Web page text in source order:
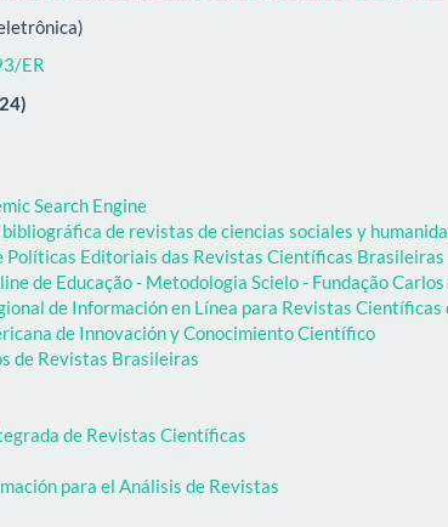
ER
Search Engine
bibliográfica de revistas de ciencias sociales y
Políticas Editoriais das Revistas Científicas Brasileiras
de Educação - Metodologia Scielo - Fundação Carlos
de Información en Línea para Revistas
de Innovación y Conocimiento Científico
de Revistas Brasileiras
de Revistas Científicas
para el Análisis de Revistas